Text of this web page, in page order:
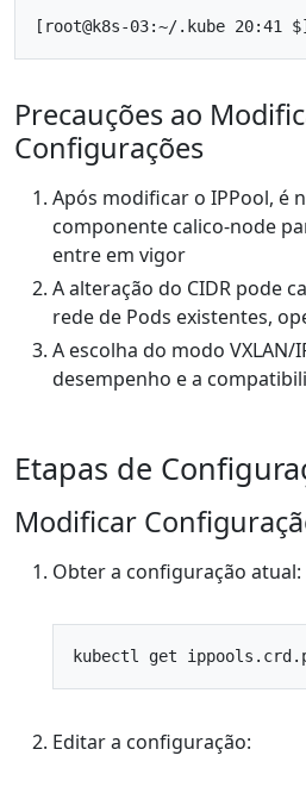
[ root@k8s-03:~/.kube 20:41 $]
Precauções ao
Configurações
Após modificar o IPPool, é
componente calico-node
entre em vigor
A alteração do CIDR pode
rede de Pods existentes,
A escolha do modo VXLAN/
desempenho e a
Etapas de
Modificar
Obter a configuração atual:
Editar a configuração: